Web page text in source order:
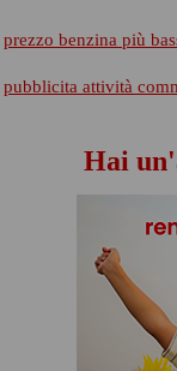
prezzo benzina più
pubblicita attività
Hai